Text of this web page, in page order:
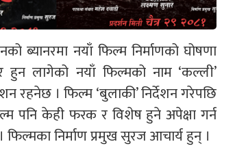
ब्यानरमा नयाँ फिल्म निर्माणको घोषणा
हुन लागेको नयाँ फिल्मको नाम ‘कल्ली’
रहनेछ । फिल्म ‘बुलाकी’ निर्देशन गरेपछि
पनि केही फरक र विशेष हुने अपेक्षा गर्न
निर्माण प्रमुख सुरज आचार्य हुन् ।